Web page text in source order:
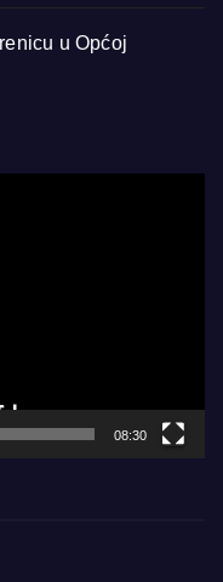
u Općoj
08:30